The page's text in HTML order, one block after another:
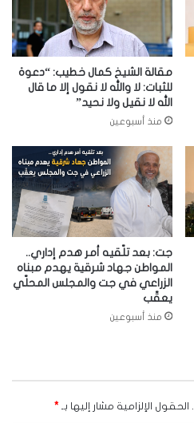
مقالة الشيخ كمال خطيب: “دعوة
للثبات: لا والله لا نقول إلا ما قال
الله لا نقيل ولا نحيد”
منذ أسبوعين
جت: بعد تلّقيه أمر هدم إداري..
المواطن جهاد شرقية يهدم مبناه
الزراعي في جت والمجلس المحلّي
يعقّب
منذ أسبوعين
الحقول الإلزامية مشار إليها بـ *